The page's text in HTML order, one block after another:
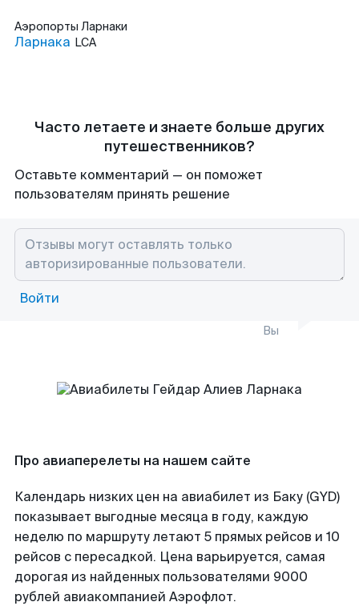
Аэропорты Ларнаки
Ларнака LCA
Часто летаете и знаете больше других
путешественников?
Оставьте комментарий — он поможет
пользователям принять решение
Войти
Вы
Про авиаперелеты на нашем сайте
Календарь низких цен на авиабилет из Баку (GYD)
показывает выгодные месяца в году, каждую
неделю по маршруту летают 5 прямых рейсов и 10
рейсов с пересадкой. Цена варьируется, самая
дорогая из найденных пользователями 9000
рублей авиакомпанией Аэрофлот.